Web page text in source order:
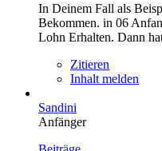
In Deinem Fall als
Bekommen. in 06
Lohn Erhalten. Dann
Zitieren
Inhalt melden
Sandini
Anfänger